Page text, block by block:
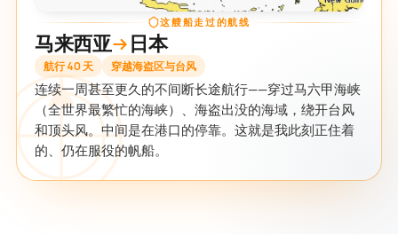
这艘船走过的航线
马来西亚 日本
航行 40 天 穿越海盗区与台风
连续一周甚至更久的不间断长途航行——穿过马六甲海峡
（全世界最繁忙的海峡）、海盗出没的海域，绕开台风
和顶头风。中间是在港口的停靠。这就是我此刻正住着
的、仍在服役的帆船。